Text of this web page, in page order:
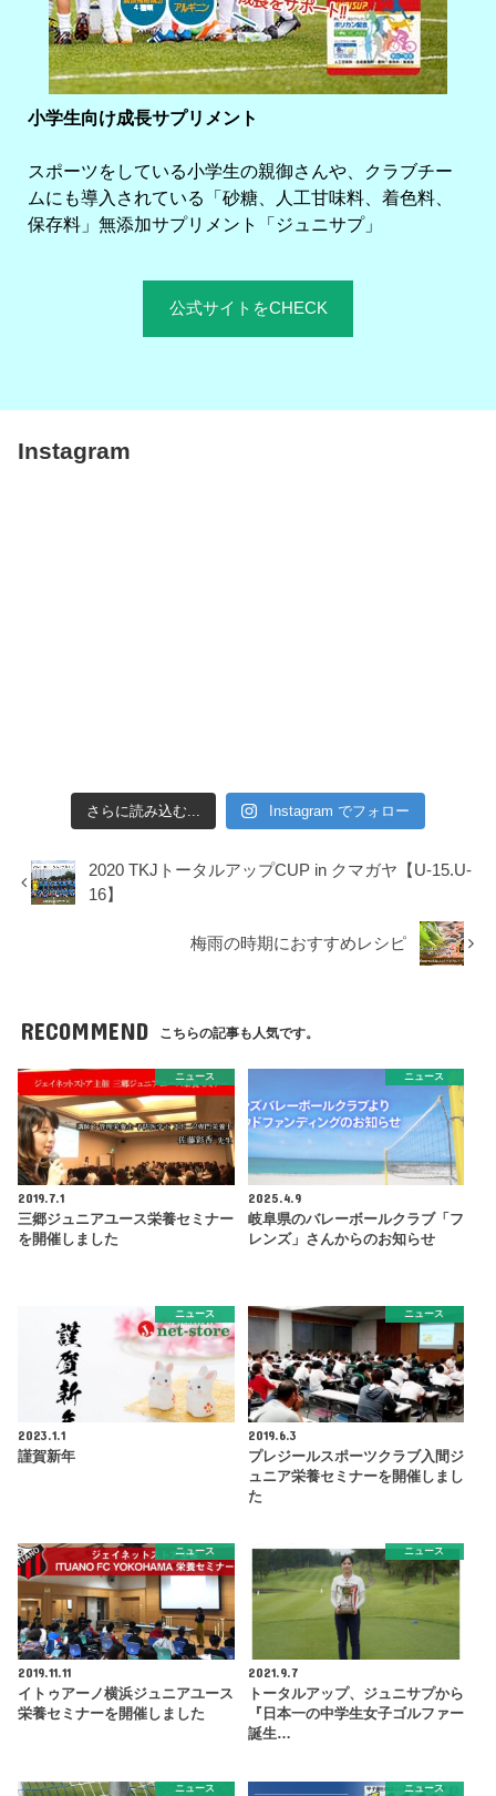
小学生向け成長サプリメント
スポーツをしている小学生の親御さんや、クラブチー
ムにも導入されている「砂糖、人工甘味料、着色料、
保存料」無添加サプリメント「ジュニサプ」
公式サイトをCHECK
Instagram
さらに読み込む... Instagram でフォロー
2020 TKJトータルアップCUP in クマガヤ【U-15.U-
16】
梅雨の時期におすすめレシピ
RECOMMEND こちらの記事も人気です。
ニュース
2019.7.1
三郷ジュニアユース栄養セミナー
を開催しました
ニュース
2025.4.9
岐阜県のバレーボールクラブ「フ
レンズ」さんからのお知らせ
ニュース
2023.1.1
謹賀新年
ニュース
2019.6.3
プレジールスポーツクラブ入間ジ
ュニア栄養セミナーを開催しまし
た
ニュース
2019.11.11
イトゥアーノ横浜ジュニアユース
栄養セミナーを開催しました
ニュース
2021.9.7
トータルアップ、ジュニサプから
『日本一の中学生女子ゴルファー
誕生…
ニュース ニュース